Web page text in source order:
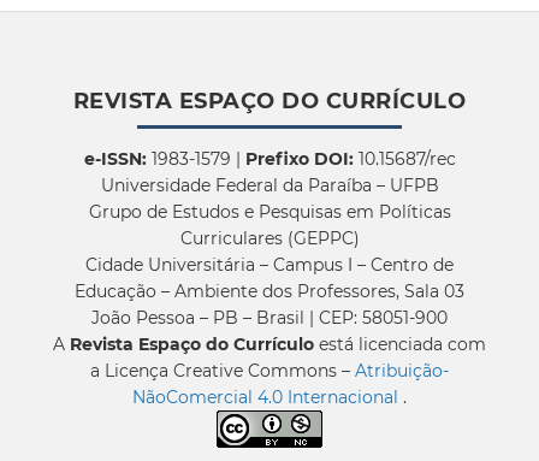
REVISTA ESPAÇO DO CURRÍCULO
e-ISSN:1983-1579 | Prefixo DOI:10.15687/rec
Universidade Federal da Paraíba – UFPB
Grupo de Estudos e Pesquisas em Políticas
Curriculares (GEPPC)
Cidade Universitária – Campus I – Centro de
Educação – Ambiente dos Professores, Sala 03
João Pessoa – PB – Brasil | CEP: 58051-900
A Revista Espaço do Currículo está licenciada com
a Licença Creative Commons – Atribuição-
NãoComercial 4.0 Internacional .